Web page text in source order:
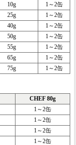
10g
1～2缶
25g
1～2缶
40g
1～2缶
50g
1～2缶
55g
1～2缶
65g
1～2缶
75g 1～2缶
CHEF 80g
1～2缶
1～2缶
1～2缶
1～2缶